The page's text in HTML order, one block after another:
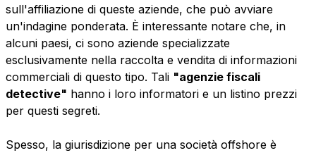
sull'affiliazione di queste aziende, che può avviare
un'indagine ponderata. È interessante notare che, in
alcuni paesi, ci sono aziende specializzate
esclusivamente nella raccolta e vendita di informazioni
commerciali di questo tipo. Tali "agenzie fiscali
detective" hanno i loro informatori e un listino prezzi
per questi segreti.
Spesso, la giurisdizione per una società offshore è